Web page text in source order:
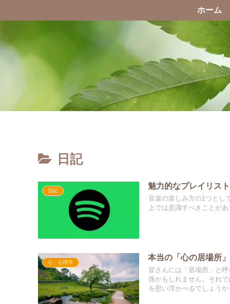
ホーム
日記
日記
魅力的なプレイリス
音楽の楽しみ方の1つとし
上では意識すべきことが
心・心理学
本当の「心の居場所
皆さんには「居場所」と
係かもしれません。それ
を思い浮かべるでしょうか